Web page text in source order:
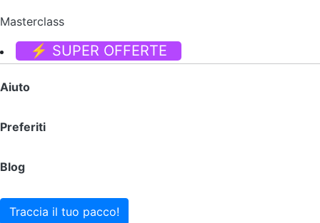
Masterclass
⚡ SUPER OFFERTE
Aiuto
Preferiti
Blog
Traccia il tuo pacco!